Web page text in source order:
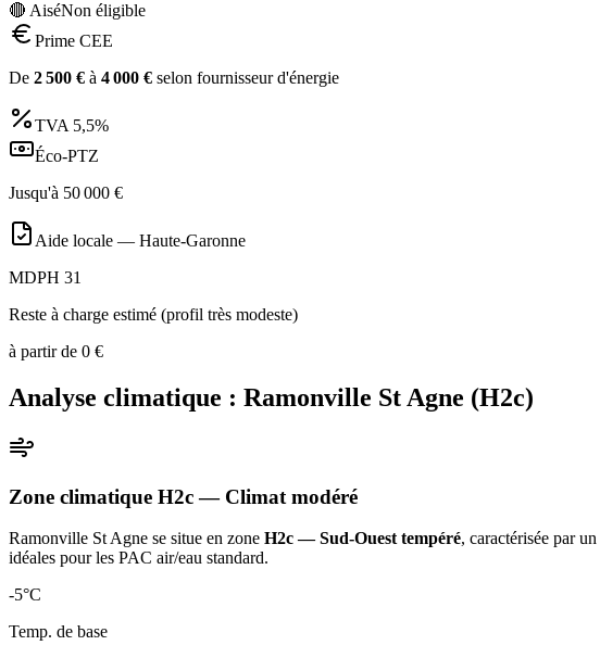
🔴 AiséNon éligible
Prime CEE
De 2 500 € à 4 000 € selon fournisseur d'énergie
TVA 5,5%
Éco-PTZ
Jusqu'à 50 000 €
Aide locale — Haute-Garonne
MDPH 31
Reste à charge estimé (profil très modeste)
à partir de 0 €
Analyse climatique : Ramonville St Agne (H2c)
Zone climatique H2c— Climat modéré
Ramonville St Agne se situe en zone H2c — Sud-Ouest tempéré, caractérisée par un
idéales pour les PAC air/eau standard.
-5°C
Temp. de base